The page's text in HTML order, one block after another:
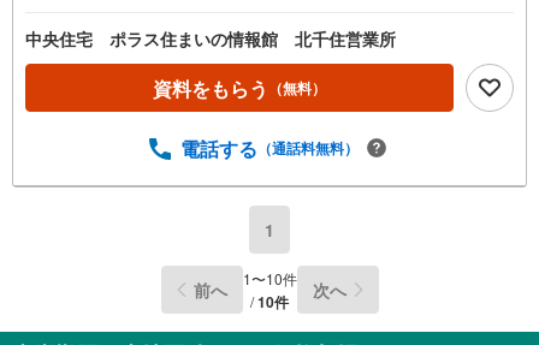
中央住宅 ポラス住まいの情報館 北千住営業所
資料をもらう （無料）
電話する （通話料無料）
1
前へ 1〜10件
/10件 次へ